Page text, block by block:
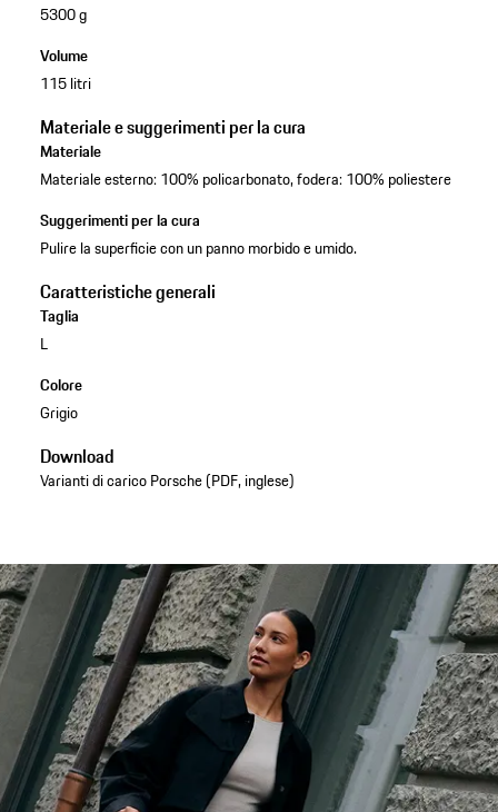
5300 g
Volume
115 litri
Materiale e suggerimenti per la cura
Materiale
Materiale esterno: 100% policarbonato, fodera: 100% poliestere
Suggerimenti per la cura
Pulire la superficie con un panno morbido e umido.
Caratteristiche generali
Taglia
L
Colore
Grigio
Download
Varianti di carico Porsche (PDF, inglese)